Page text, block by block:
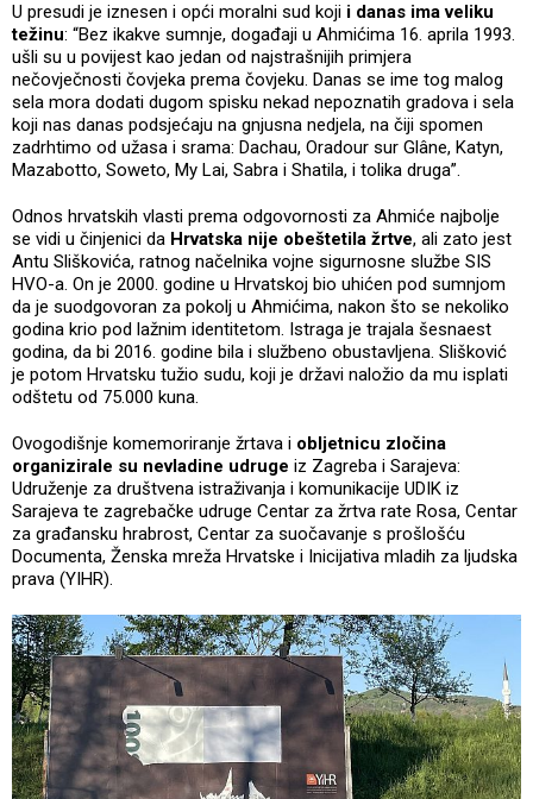
U presudi je iznesen i opći moralni sud koji i danas ima veliku
težinu: “Bez ikakve sumnje, događaji u Ahmićima 16. aprila 1993.
ušli su u povijest kao jedan od najstrašnijih primjera
nečovječnosti čovjeka prema čovjeku. Danas se ime tog malog
sela mora dodati dugom spisku nekad nepoznatih gradova i sela
koji nas danas podsjećaju na gnjusna nedjela, na čiji spomen
zadrhtimo od užasa i srama: Dachau, Oradour sur Glâne, Katyn,
Mazabotto, Soweto, My Lai, Sabra i Shatila, i tolika druga”.
Odnos hrvatskih vlasti prema odgovornosti za Ahmiće najbolje
se vidi u činjenici da Hrvatska nije obeštetila žrtve, ali zato jest
Antu Sliškovića, ratnog načelnika vojne sigurnosne službe SIS
HVO-a. On je 2000. godine u Hrvatskoj bio uhićen pod sumnjom
da je suodgovoran za pokolj u Ahmićima, nakon što se nekoliko
godina krio pod lažnim identitetom. Istraga je trajala šesnaest
godina, da bi 2016. godine bila i službeno obustavljena. Slišković
je potom Hrvatsku tužio sudu, koji je državi naložio da mu isplati
odštetu od 75.000 kuna.
Ovogodišnje komemoriranje žrtava i obljetnicu zločina
organizirale su nevladine udruge iz Zagreba i Sarajeva:
Udruženje za društvena istraživanja i komunikacije UDIK iz
Sarajeva te zagrebačke udruge Centar za žrtva rate Rosa, Centar
za građansku hrabrost, Centar za suočavanje s prošlošću
Documenta, Ženska mreža Hrvatske i Inicijativa mladih za ljudska
prava (YIHR).